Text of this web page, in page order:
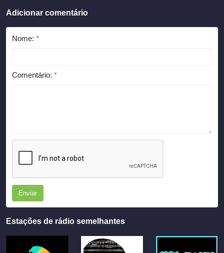
Adicionar comentário
Nome: *
Comentário: *
Enviar
Estações de rádio semelhantes